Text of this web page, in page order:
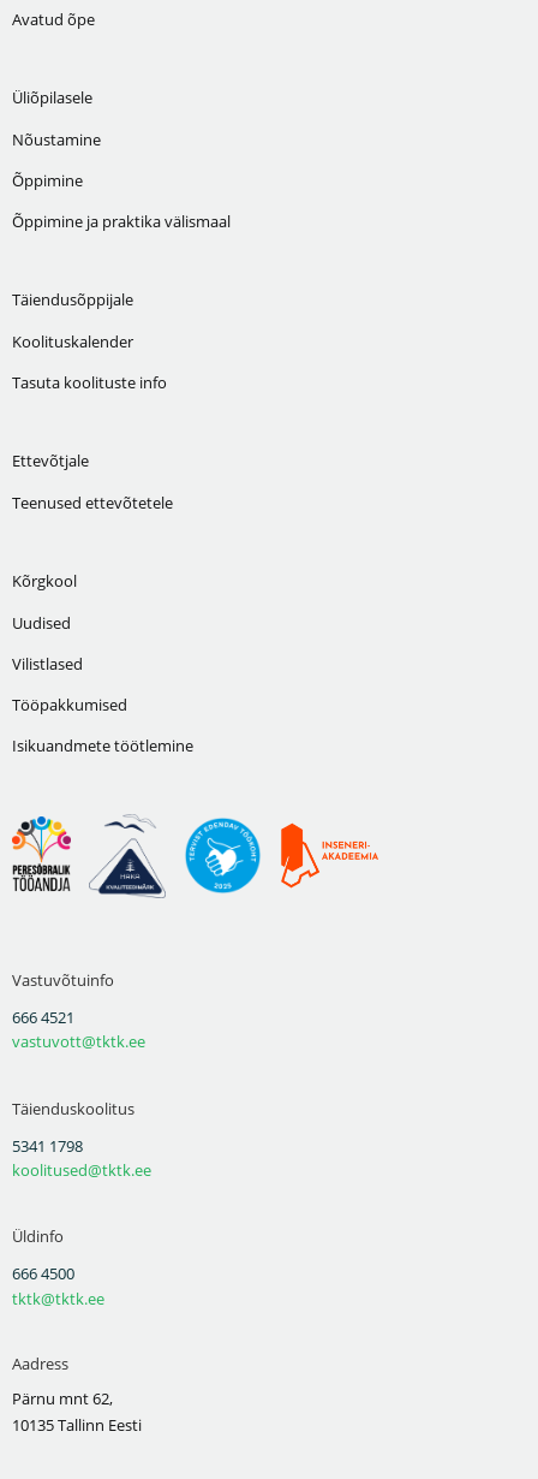
Avatud õpe
Üliõpilasele
Nõustamine
Õppimine
Õppimine ja praktika välismaal
Täiendusõppijale
Koolituskalender
Tasuta koolituste info
Ettevõtjale
Teenused ettevõtetele
Kõrgkool
Uudised
Vilistlased
Tööpakkumised
Isikuandmete töötlemine
Vastuvõtuinfo
666 4521
vastuvott@tktk.ee
Täienduskoolitus
5341 1798
koolitused@tktk.ee
Üldinfo
666 4500
tktk@tktk.ee
Aadress
Pärnu mnt 62,
10135 Tallinn Eesti